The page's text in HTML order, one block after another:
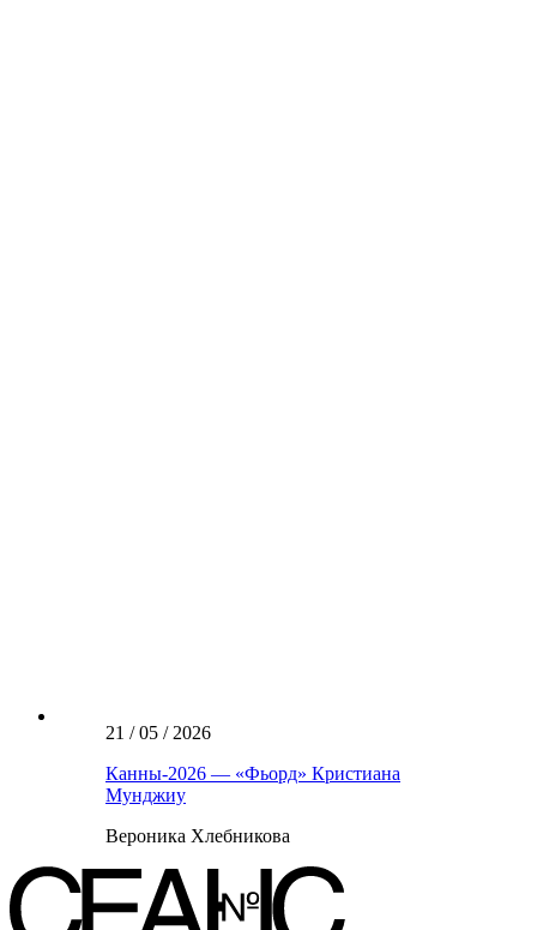
21 / 05 / 2026
Канны-2026 — «Фьорд» Кристиана
Мунджиу
Вероника Хлебникова